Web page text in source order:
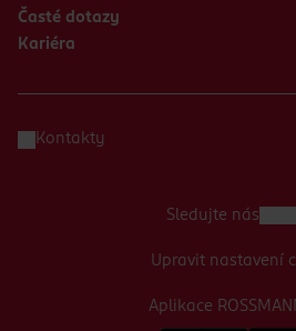
Časté dotazy
Kariéra
Kontakty
Aplikace
Sledujte nás
Upravit nastavení